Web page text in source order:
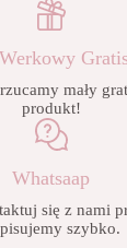
mały
produkt!
Whatsaap
się z nami
szybko.